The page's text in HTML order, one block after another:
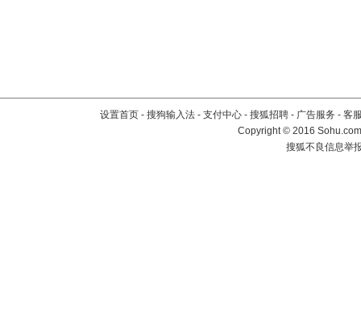
设置首页 - 搜狗输入法 - 支付中心 - 搜狐招聘 - 广告服务 - 客
Copyright©2016
搜狐不良信息举